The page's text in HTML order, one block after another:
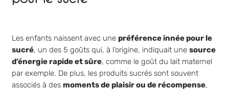
Les enfants naissent avec une préférence innée pour le
sucré, un des 5 goûts qui, à l’origine, indiquait une source
d’énergie rapide et sûre, comme le goût du lait maternel
par exemple. De plus, les produits sucrés sont souvent
associés à des moments de plaisir ou de récompense,